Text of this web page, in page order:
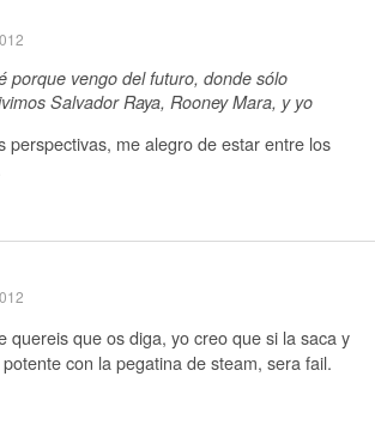
porque vengo del futuro, donde sólo
Salvador Raya, Rooney Mara, y yo
perspectivas, me alegro de estar entre los
quereis que os diga, yo creo que si la saca y
con la pegatina de steam, sera fail.